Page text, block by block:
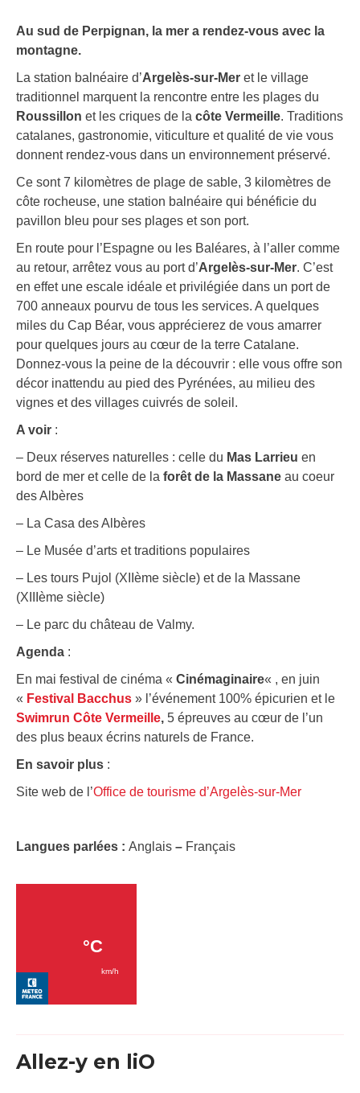
Au sud de Perpignan, la mer a rendez-vous avec la
montagne.
La station balnéaire d’Argelès-sur-Mer et le village
traditionnel marquent la rencontre entre les plages du
Roussillon et les criques de la côte Vermeille. Traditions
catalanes, gastronomie, viticulture et qualité de vie vous
donnent rendez-vous dans un environnement préservé.
Ce sont 7 kilomètres de plage de sable, 3 kilomètres de
côte rocheuse, une station balnéaire qui bénéficie du
pavillon bleu pour ses plages et son port.
En route pour l’Espagne ou les Baléares, à l’aller comme
au retour, arrêtez vous au port d’Argelès-sur-Mer. C’est
en effet une escale idéale et privilégiée dans un port de
700 anneaux pourvu de tous les services. A quelques
miles du Cap Béar, vous apprécierez de vous amarrer
pour quelques jours au cœur de la terre Catalane.
Donnez-vous la peine de la découvrir : elle vous offre son
décor inattendu au pied des Pyrénées, au milieu des
vignes et des villages cuivrés de soleil.
A voir :
– Deux réserves naturelles : celle du Mas Larrieu en
bord de mer et celle de la forêt de la Massane au coeur
des Albères
– La Casa des Albères
– Le Musée d’arts et traditions populaires
– Les tours Pujol (XIIème siècle) et de la Massane
(XIIIème siècle)
– Le parc du château de Valmy.
Agenda :
En mai festival de cinéma « Cinémaginaire« , en juin
« Festival Bacchus » l’événement 100% épicurien et le
Swimrun Côte Vermeille, 5 épreuves au cœur de l’un
des plus beaux écrins naturels de France.
En savoir plus :
Site web de l’Office de tourisme d’Argelès-sur-Mer
Langues parlées : Anglais – Français
Allez-y en liO